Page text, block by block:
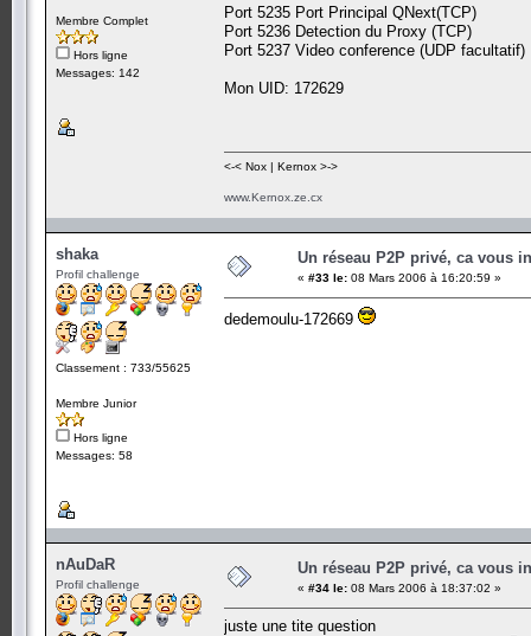
Membre Complet
Hors ligne
Messages: 142
Port 5235 Port Principal QNext(TCP)
Port 5236 Detection du Proxy (TCP)
Port 5237 Video conference (UDP facultatif)
Mon UID: 172629
<-< Nox | Kernox >->
www.Kernox.ze.cx
shaka
Profil challenge
Classement : 733/55625
Membre Junior
Hors ligne
Messages: 58
Un réseau P2P privé, ca vous
« #33 le: 08 Mars 2006 à 16:20:59 »
dedemoulu-172669
nAuDaR
Profil challenge
Un réseau P2P privé, ca vous
« #34 le: 08 Mars 2006 à 18:37:02 »
juste une tite question